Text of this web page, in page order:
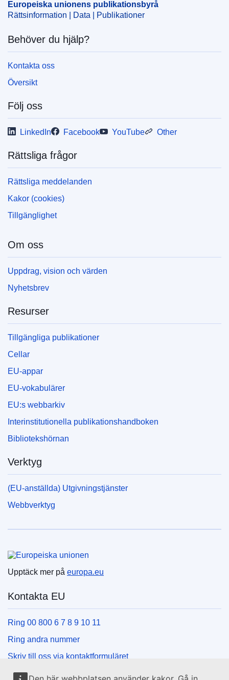
Europeiska unionens publikationsbyrå
Rättsinformation | Data | Publikationer
Behöver du hjälp?
Kontakta oss
Översikt
Följ oss
LinkedIn Facebook YouTube Other
Rättsliga frågor
Rättsliga meddelanden
Kakor (cookies)
Tillgänglighet
Om oss
Uppdrag, vision och värden
Nyhetsbrev
Resurser
Tillgängliga publikationer
Cellar
EU-appar
EU-vokabulärer
EU:s webbarkiv
Interinstitutionella publikationshandboken
Bibliotekshörnan
Verktyg
(EU-anställda) Utgivningstjänster
Webbverktyg
Upptäck mer på europa.eu
Kontakta EU
Ring 00 800 6 7 8 9 10 11
Ring andra nummer
Skriv till oss via kontaktformuläret
Besök ett EU-centrum